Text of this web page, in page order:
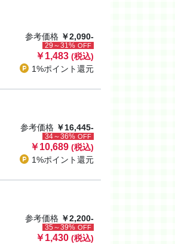
参考価格 ￥2,090-
29～31% OFF
￥1,483 (税込)
1%ポイント還元
参考価格 ￥16,445-
34～36% OFF
￥10,689 (税込)
1%ポイント還元
参考価格 ￥2,200-
35～39% OFF
￥1,430 (税込)